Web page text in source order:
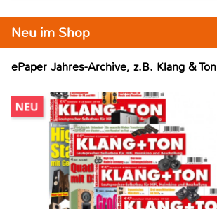
Neu im Shop
ePaper Jahres-Archive, z.B. Klang & Ton